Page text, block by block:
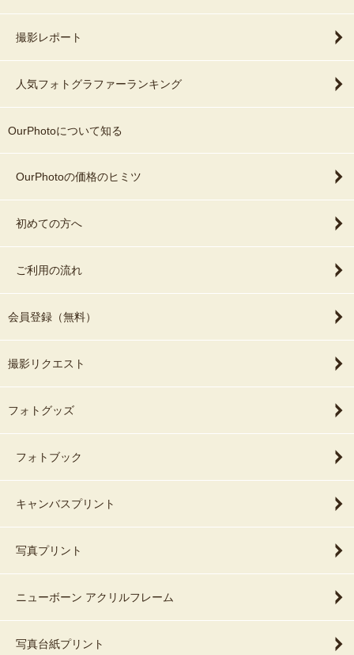
撮影レポート
人気フォトグラファーランキング
OurPhotoについて知る
OurPhotoの価格のヒミツ
初めての方へ
ご利用の流れ
会員登録（無料）
撮影リクエスト
フォトグッズ
フォトブック
キャンバスプリント
写真プリント
ニューボーン アクリルフレーム
写真台紙プリント